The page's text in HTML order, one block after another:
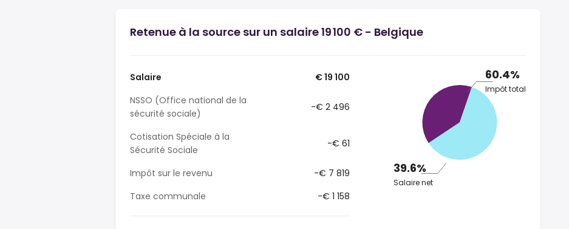
Retenue à la source sur un salaire 19 100 € - Belgique
Salaire
€ 19 100
NSSO (Office national de la
sécurité sociale)
-€ 2 496
Cotisation Spéciale à la
Sécurité Sociale
-€ 61
Impôt sur le revenu
-€ 7 819
Taxe communale
-€ 1 158
60.4%
Impôt total
39.6%
Salaire net